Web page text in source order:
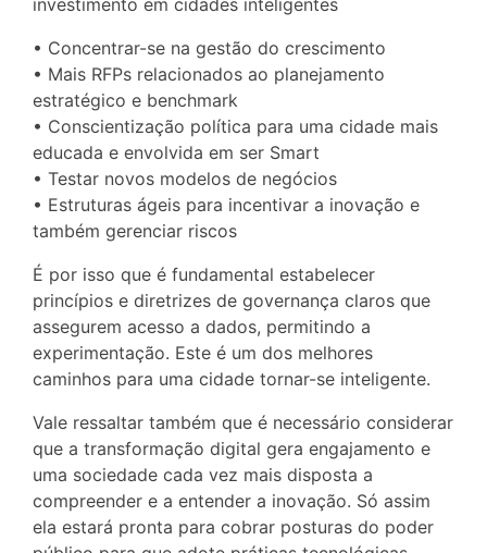
• Concentrar-se na gestão do crescimento
• Mais RFPs relacionados ao planejamento
estratégico e benchmark
• Conscientização política para uma cidade mais
educada e envolvida em ser Smart
• Testar novos modelos de negócios
• Estruturas ágeis para incentivar a inovação e
também gerenciar riscos
É por isso que é fundamental estabelecer
princípios e diretrizes de governança claros que
assegurem acesso a dados, permitindo a
experimentação. Este é um dos melhores
caminhos para uma cidade tornar-se inteligente.
Vale ressaltar também que é necessário considerar
que a transformação digital gera engajamento e
uma sociedade cada vez mais disposta a
compreender e a entender a inovação. Só assim
ela estará pronta para cobrar posturas do poder